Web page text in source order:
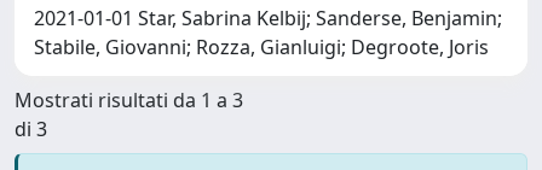
2021-01-01 Star, Sabrina Kelbij; Sanderse, Benjamin;
Stabile, Giovanni; Rozza, Gianluigi; Degroote, Joris
Mostrati risultati da 1 a 3
di 3